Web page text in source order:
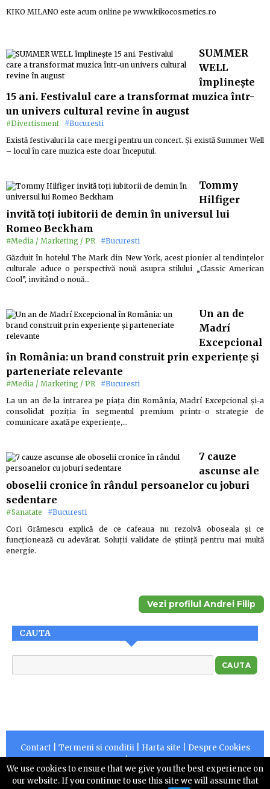
KIKO MILANO este acum online pe www.kikocosmetics.ro
SUMMER
WELL
împlinește
15 ani. Festivalul care a transformat muzica într-
un univers cultural revine în august
#Divertisment #Bucuresti
Există festivaluri la care mergi pentru un concert. Și există Summer Well
– locul în care muzica este doar începutul.
Tommy
Hilfiger
invită toți iubitorii de demin în universul lui
Romeo Beckham
#Media / Marketing / PR #Bucuresti
Găzduit în hotelul The Mark din New York, acest pionier al tendințelor
culturale aduce o perspectivă nouă asupra stilului „Classic American
Cool”, invitând o nouă…
Un an de
Madrí
Excepcional
în România: un brand construit prin experiențe și
parteneriate relevante
#Media / Marketing / PR #Bucuresti
La un an de la intrarea pe piața din România, Madrí Excepcional și-a
consolidat poziția în segmentul premium printr-o strategie de
comunicare axată pe experiențe,…
7 cauze
ascunse ale
oboselii cronice în rândul persoanelor cu joburi
sedentare
#Sanatate
#Bucuresti
Cori Grămescu explică de ce cafeaua nu rezolvă oboseala și ce
funcționează cu adevărat. Soluții validate de știință pentru mai multă
energie.
Vezi profilul Andrei Filip
CAUTA
Contact| Termeni si conditii| Harta site
Despre Cookies
|RSS
Copyright © 2026 |Centruldepresa.ro este operator de
We use cookies to ensure that we give you the best experience on
our website. If you continue to use this site we will assume that